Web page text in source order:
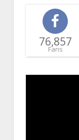
76,857
Fans